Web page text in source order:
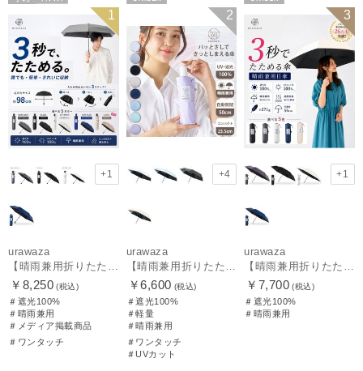
メディア掲載商
1
+1
urawaza
【晴雨兼用折りたたみ日傘】ウラワザ（urawaza）無地 55㎝ 晴雨兼用 遮光100% UV100% 自動開閉 ワンタッチ
￥8,250 (税込)
＃遮光100%
＃晴雨兼用
＃メディア掲載商品
＃ワンタッチ
2
+4
urawaza
【晴雨兼用折りたたみ日傘】パッとさして、サッとしまえる傘コワザ(kowaza) プレーン 50 遮光100% UV100% 自動開閉傘 ワンタッチ
￥6,600 (税込)
＃遮光100%
＃軽量
＃晴雨兼用
＃ワンタッチ
＃UVカット
3
+1
urawaza
【晴雨兼用折りたたみ日傘】ウラワザ（urawaza） 無地 55㎝ 折りたたみ傘 晴雨兼用 100%遮光 UV100%
￥7,700 (税込)
＃遮光100%
＃晴雨兼用